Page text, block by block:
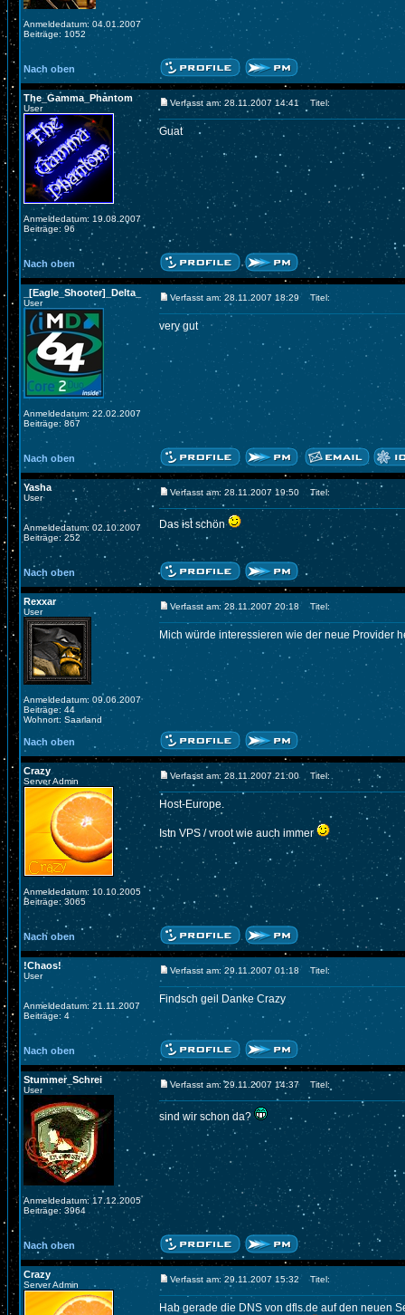
Anmeldedatum: 04.01.2007
Beiträge: 1052
Nach oben
The_Gamma_Phantom
User
Anmeldedatum: 19.08.2007
Beiträge: 96
Verfasst am: 28.11.2007 14:41 Titel:
Guat
Nach oben
_[Eagle_Shooter]_Delta_
User
Anmeldedatum: 22.02.2007
Beiträge: 867
Verfasst am: 28.11.2007 18:29 Titel:
very gut
Nach oben
Yasha
User
Anmeldedatum: 02.10.2007
Beiträge: 252
Verfasst am: 28.11.2007 19:50 Titel:
Das ist schön
Nach oben
Rexxar
User
Anmeldedatum: 09.06.2007
Beiträge: 44
Wohnort: Saarland
Verfasst am: 28.11.2007 20:18 Titel:
Mich würde interessieren wie der neue Provider
Nach oben
Crazy
Server Admin
Anmeldedatum: 10.10.2005
Beiträge: 3065
Verfasst am: 28.11.2007 21:00 Titel:
Host-Europe.
Istn VPS / vroot wie auch immer
Nach oben
!Chaos!
User
Anmeldedatum: 21.11.2007
Beiträge: 4
Verfasst am: 29.11.2007 01:18 Titel:
Findsch geil Danke Crazy
Nach oben
Stummer_Schrei
User
Anmeldedatum: 17.12.2005
Beiträge: 3964
Verfasst am: 29.11.2007 14:37 Titel:
sind wir schon da?
Nach oben
Crazy
Server Admin
Verfasst am: 29.11.2007 15:32 Titel:
Hab gerade die DNS von dfls.de auf den neuen